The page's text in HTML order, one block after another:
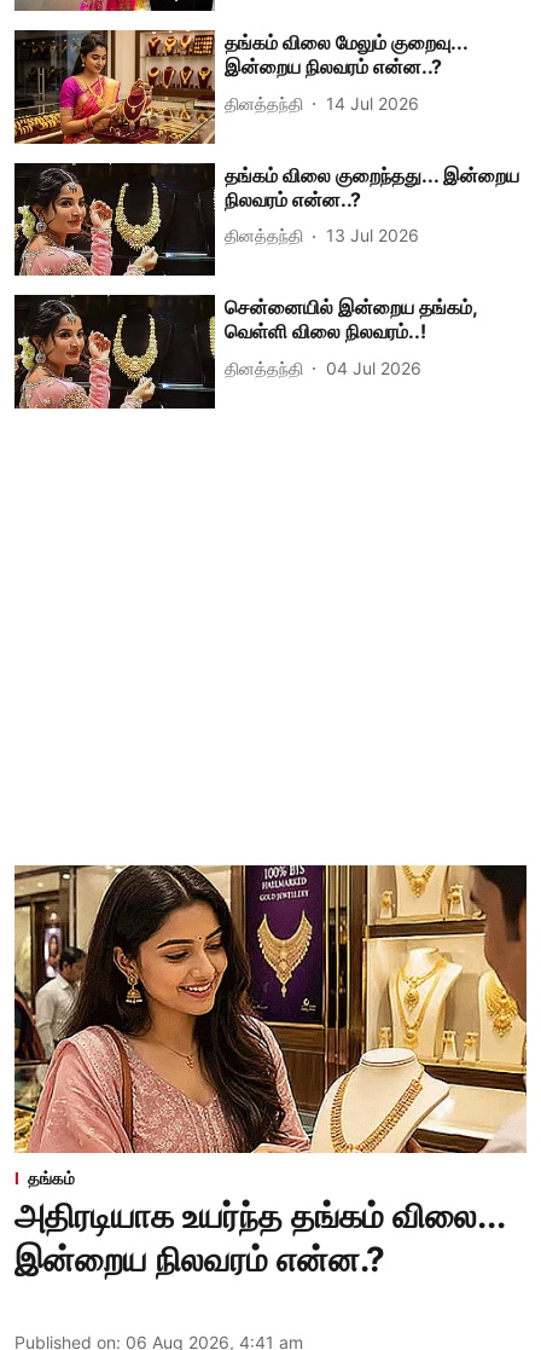
தங்கம் விலை மேலும் குறைவு...
இன்றைய நிலவரம் என்ன..?
தினத்தந்தி 14 Jul 2026
தங்கம் விலை குறைந்தது... இன்றைய
நிலவரம் என்ன..?
தினத்தந்தி 13 Jul 2026
சென்னையில் இன்றைய தங்கம்,
வெள்ளி விலை நிலவரம்..!
தினத்தந்தி 04 Jul 2026
தங்கம்
அதிரடியாக உயர்ந்த தங்கம் விலை...
இன்றைய நிலவரம் என்ன.?
Published on: 06 Aug 2026, 4:41 am